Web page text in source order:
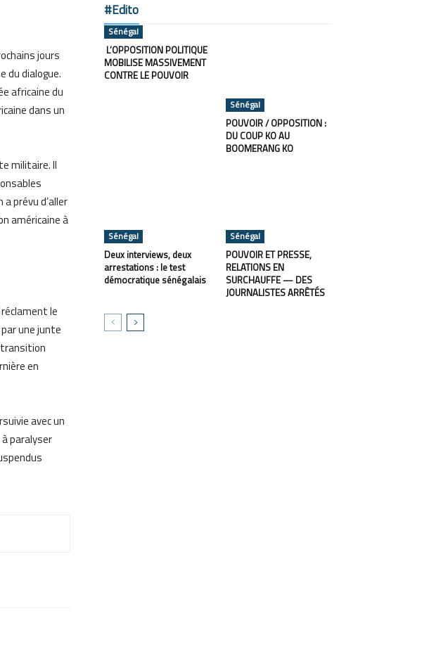
jours
du dialogue.
africaine du
dans un
militaire. Il
prévu d’aller
américaine à
le
une junte
en
avec un
paralyser
#Edito
Sénégal
L’OPPOSITION POLITIQUE
MOBILISE MASSIVEMENT
CONTRE LE POUVOIR
Sénégal
POUVOIR / OPPOSITION :
DU COUP KO AU
BOOMERANG KO
Sénégal
Deux interviews, deux
arrestations : le test
démocratique sénégalais
Sénégal
POUVOIR ET PRESSE,
RELATIONS EN
SURCHAUFFE — DES
JOURNALISTES ARRÊTÉS